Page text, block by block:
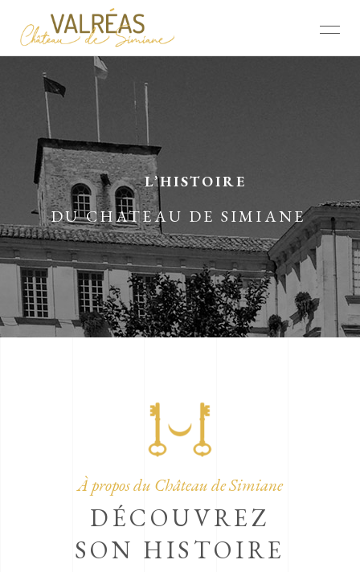
L’HISTOIRE
DU CHATEAU DE SIMIANE
À propos du Château de Simiane
DÉCOUVREZ
SON HISTOIRE